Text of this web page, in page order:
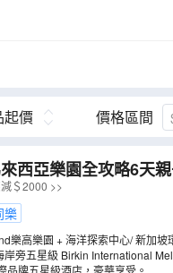
起價 價格區間
全攻略6天親子團 【環球影城、擎天樹花
高樂園、全新水上樂
＄2000 >>
樂
Klebang 海岸旁五星級 Birkin International
品牌五星級酒店，豪華享受。